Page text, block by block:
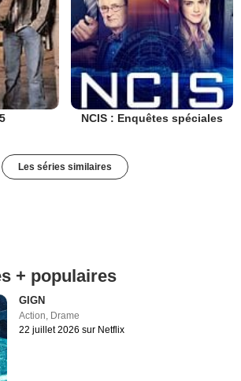
NCIS : Enquêtes spéciales
Les séries similaires
+ populaires
GIGN
Action, Drame
22 juillet 2026 sur Netflix